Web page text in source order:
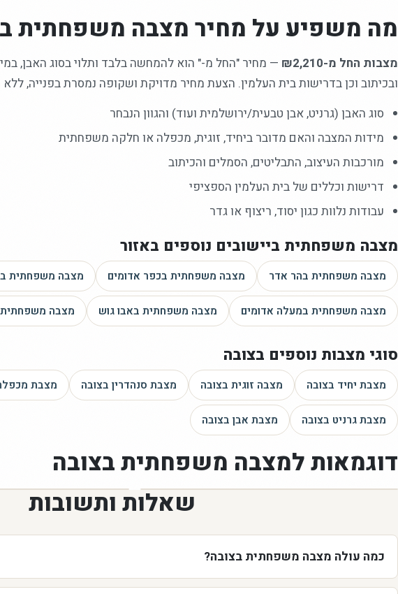
מה משפיע על מחיר מצבה משפחתית
מצבות החל מ-₪2,210 — מחיר "החל מ-" הוא להמחשה בלבד ותלוי בסוג האבן,
ובכיתוב וכן בדרישות בית העלמין. הצעת מחיר מדויקת ושקופה נמסרת בפנייה, ללא
סוג האבן (גרניט, אבן טבעית/ירושלמית ועוד) והגוון הנבחר
מידות המצבה והאם מדובר ביחיד, זוגית, מכפלה או חלקה משפחתית
מורכבות העיצוב, התבליטים, הסמלים והכיתוב
דרישות וכללים של בית העלמין הספציפי
עבודות נלוות כגון יסוד, ריצוף או גדר
מצבה משפחתית ביישובים נוספים באזור
מצבה משפחתית בהר אדר מצבה משפחתית בכפר אדומים מצבה משפחתית
מצבה משפחתית במעלה אדומים מצבה משפחתית באבו גוש מצבה משפחתית
סוגי מצבות נוספים בצובה
מצבת יחיד בצובה מצבה זוגית בצובה מצבת סנהדרין בצובה מצבת
מצבת גרניט בצובה מצבת אבן בצובה
דוגמאות למצבה משפחתיתבצובה
שאלות ותשובות
כמה עולה מצבה משפחתית בצובה?